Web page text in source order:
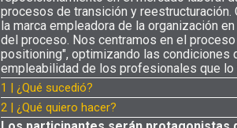
procesos de transición y reestructuración.
la marca empleadora de la organización
del proceso. Nos centramos en el
positioning", optimizando las condiciones
empleabilidad de los profesionales que lo
1 | ¿Qué sucedió?
2 | ¿Qué quiero hacer?